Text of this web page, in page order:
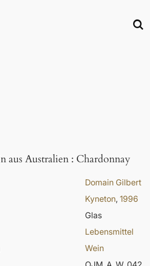
aus Australien : Chardonnay
Domain Gilbert
Kyneton, 1996
Glas
Lebensmittel
Wein